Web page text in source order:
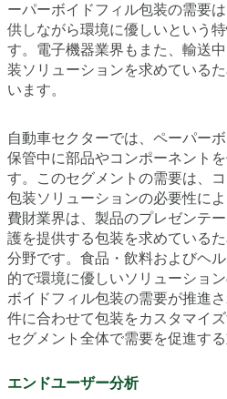
ーパーボイドフィル包装の需要
供しながら環境に優しいという
す。電子機器業界もまた、輸送
装ソリューションを求めている
います。
自動車セクターでは、ペーパー
保管中に部品やコンポーネント
す。このセグメントの需要は、
包装ソリューションの必要性に
費財業界は、製品のプレゼンテ
護を提供する包装を求めている
分野です。食品・飲料およびヘ
的で環境に優しいソリューショ
ボイドフィル包装の需要が推進
件に合わせて包装をカスタマイ
セグメント全体で需要を促進する
エンドユーザー分析